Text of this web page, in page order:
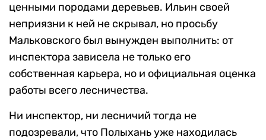
ценными породами деревьев. Ильин своей
неприязни к ней не скрывал, но просьбу
Мальковского был вынужден выполнить: от
инспектора зависела не только его
собственная карьера, но и официальная оценка
работы всего лесничества.
Ни инспектор, ни лесничий тогда не
подозревали, что Полыхань уже находилась